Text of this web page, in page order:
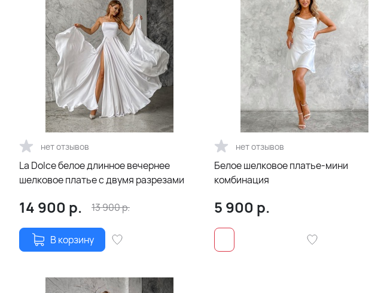
нет отзывов
La Dolce белое длинное вечернее
шелковое платье с двумя разрезами
14 900 р. 13 900р.
В корзину
нет отзывов
Белое шелковое платье-мини
комбинация
5 900 р.